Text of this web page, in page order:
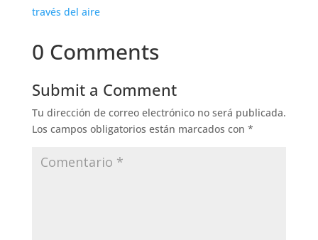
través del aire
0 Comments
Submit a Comment
Tu dirección de correo electrónico no será publicada.
Los campos obligatorios están marcados con *